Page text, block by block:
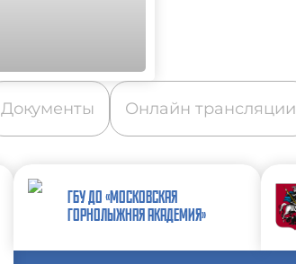
Документы Онлайн трансляции
ГБУ ДО «МОСКОВСКАЯ
ГОРНОЛЫЖНАЯ АКАДЕМИЯ»